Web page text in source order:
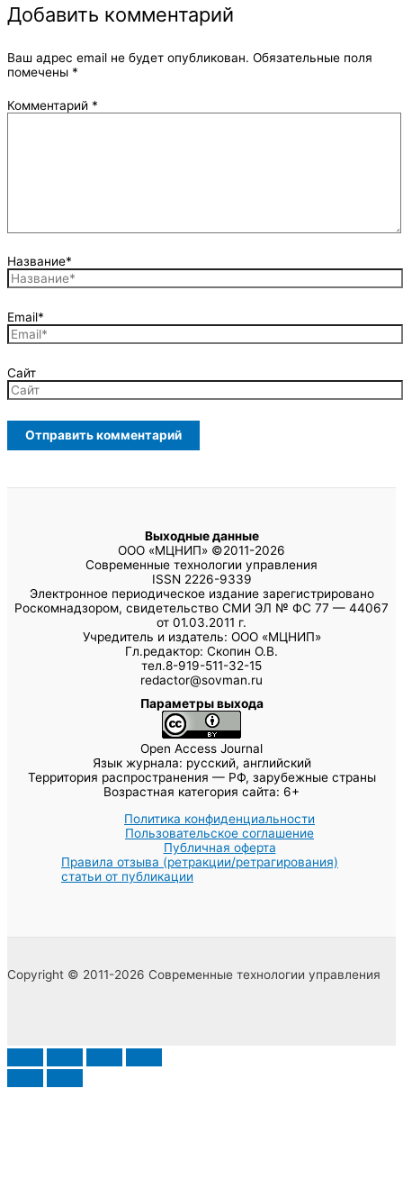
Добавить комментарий
Ваш адрес email не будет опубликован. Обязательные поля
помечены *
Комментарий *
Название*
Email*
Сайт
Выходные данные
ООО «МЦНИП» ©2011-2026
Современные технологии управления
ISSN 2226-9339
Электронное периодическое издание зарегистрировано
Роскомнадзором, свидетельство СМИ ЭЛ № ФС 77 — 44067
от 01.03.2011 г.
Учредитель и издатель: ООО «МЦНИП»
Гл.редактор: Скопин О.В.
тел.8-919-511-32-15
redactor@sovman.ru
Параметры выхода
Open Access Journal
Язык журнала: русский, английский
Территория распространения — РФ, зарубежные страны
Возрастная категория сайта: 6+
Политика конфиденциальности
Пользовательское соглашение
Публичная оферта
Правила отзыва (ретракции/ретрагирования)
статьи от публикации
Copyright © 2011-2026 Современные технологии управления